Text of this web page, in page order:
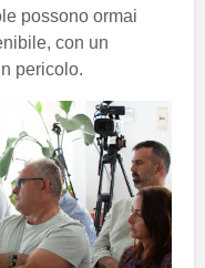
possono ormai
con un
pericolo.